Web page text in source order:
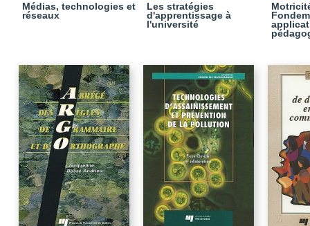
Médias, technologies et
réseaux
Les stratégies
d'apprentissage à
l'université